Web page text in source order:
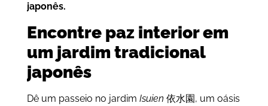
japonês.
Encontre paz interior em
um jardim tradicional
japonês
Dê um passeio no jardim Isuien 依水園, um oásis